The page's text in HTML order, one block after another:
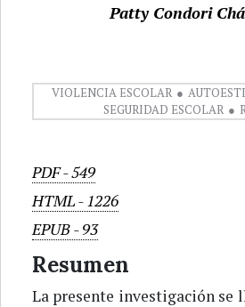
Patty Condori
VIOLENCIA ESCOLAR
SEGURIDAD ESCOLAR
PDF-549
HTML-1226
EPUB-93
Resumen
La presente investigación se